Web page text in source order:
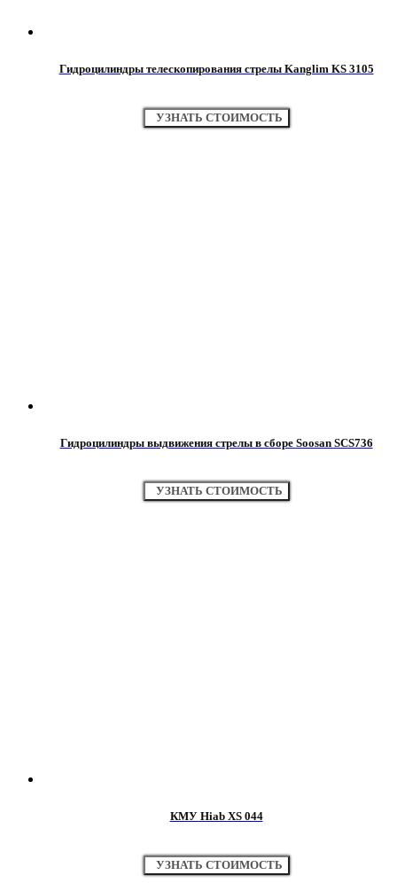
Гидроцилиндры телескопирования стрелы Kanglim KS 3105
УЗНАТЬ СТОИМОСТЬ
Гидроцилиндры выдвижения стрелы в сборе Soosan SCS736
УЗНАТЬ СТОИМОСТЬ
КМУ Hiab XS 044
УЗНАТЬ СТОИМОСТЬ